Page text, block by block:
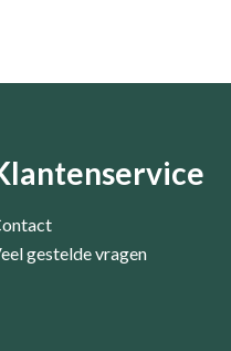
gestelde vragen